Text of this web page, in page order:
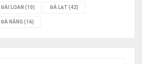
ĐÀI LOAN (10) ĐÀ LẠT(42)
ĐÀ NẴNG (16)